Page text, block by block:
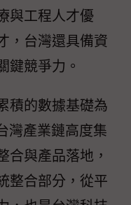
與工程人才優
，台灣還具備資
鍵競爭力。
積的數據基礎為
灣產業鏈高度集
合與產品落地，
整合部分，從平